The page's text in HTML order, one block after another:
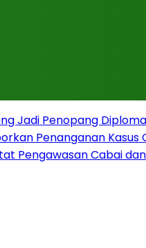
Jadi Penopang
Penanganan Kasus
Pengawasan Cabai